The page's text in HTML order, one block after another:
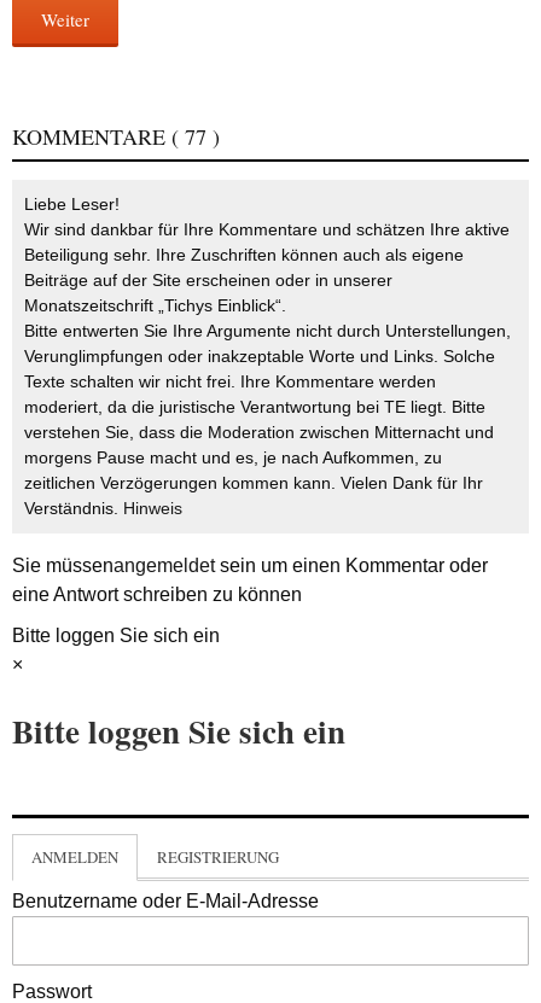
Weiter
KOMMENTARE ( 77 )
Liebe Leser!
Wir sind dankbar für Ihre Kommentare und schätzen Ihre aktive
Beteiligung sehr. Ihre Zuschriften können auch als eigene
Beiträge auf der Site erscheinen oder in unserer
Monatszeitschrift „Tichys Einblick“.
Bitte entwerten Sie Ihre Argumente nicht durch Unterstellungen,
Verunglimpfungen oder inakzeptable Worte und Links. Solche
Texte schalten wir nicht frei. Ihre Kommentare werden
moderiert, da die juristische Verantwortung bei TE liegt. Bitte
verstehen Sie, dass die Moderation zwischen Mitternacht und
morgens Pause macht und es, je nach Aufkommen, zu
zeitlichen Verzögerungen kommen kann. Vielen Dank für Ihr
Verständnis. Hinweis
Sie müssenangemeldetsein um einen Kommentar oder
eine Antwort schreiben zu können
Bitte loggen Sie sich ein
×
Bitte loggen Sie sich ein
ANMELDEN REGISTRIERUNG
Benutzername oder E-Mail-Adresse
Passwort